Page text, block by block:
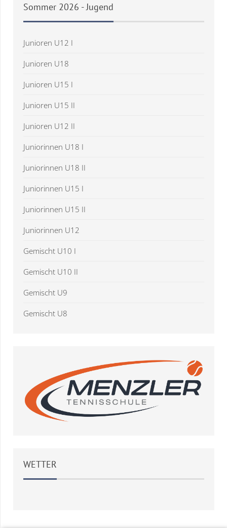
Sommer 2026 - Jugend
Junioren U12 I
Junioren U18
Junioren U15 I
Junioren U15 II
Junioren U12 II
Juniorinnen U18 I
Juniorinnen U18 II
Juniorinnen U15 I
Juniorinnen U15 II
Juniorinnen U12
Gemischt U10 I
Gemischt U10 II
Gemischt U9
Gemischt U8
WETTER